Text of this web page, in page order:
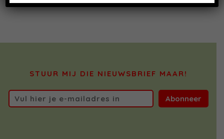
STUUR MIJ DIE NIEUWSBRIEF MAAR!
Abonneer